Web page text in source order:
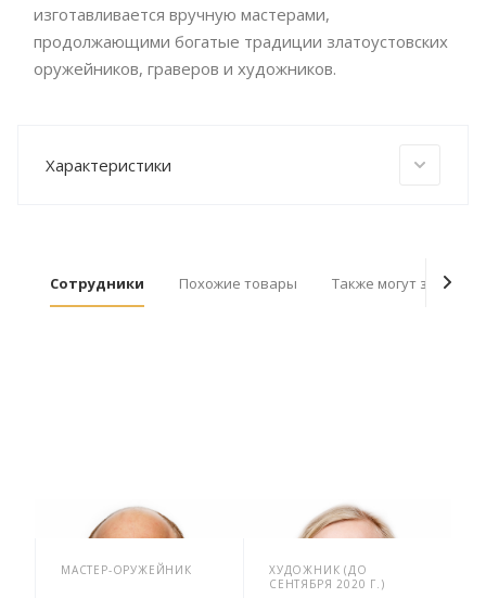
изготавливается вручную мастерами,
продолжающими богатые традиции златоустовских
оружейников, граверов и художников.
Характеристики
Сотрудники Похожие товары Также могут
МАСТЕР-ОРУЖЕЙНИК
ХУДОЖНИК (ДО
СЕНТЯБРЯ 2020 Г.)